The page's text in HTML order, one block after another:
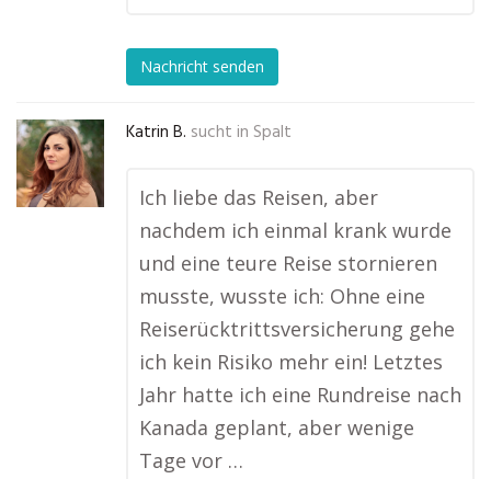
Nachricht senden
Katrin B. sucht in Spalt
Ich liebe das Reisen, aber
nachdem ich einmal krank wurde
und eine teure Reise stornieren
musste, wusste ich: Ohne eine
Reiserücktrittsversicherung gehe
ich kein Risiko mehr ein! Letztes
Jahr hatte ich eine Rundreise nach
Kanada geplant, aber wenige
Tage vor …